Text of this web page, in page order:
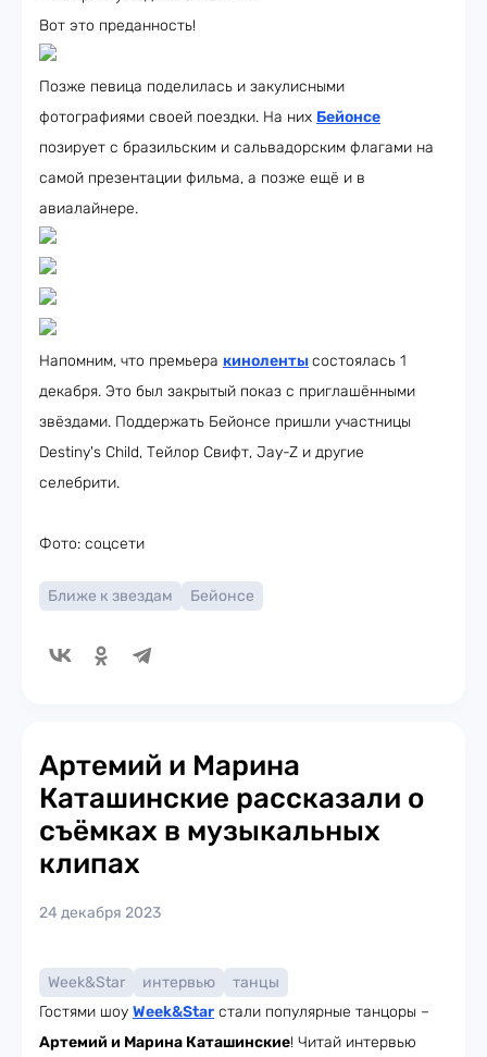
Вот это преданность!
Позже певица поделилась и закулисными
фотографиями своей поездки. На них Бейонсе
позирует с бразильским и сальвадорским флагами на
самой презентации фильма, а позже ещё и в
авиалайнере.
Напомним, что премьера кинолентысостоялась 1
декабря. Это был закрытый показ с приглашёнными
звёздами. Поддержать Бейонсе пришли участницы
Destiny's Child, Тейлор Свифт, Jay-Z и другие
селебрити.
Фото: соцсети
Ближе к звездам Бейонсе
Артемий и Марина
Каташинские рассказали о
съёмках в музыкальных
клипах
24 декабря 2023
Week&Star интервью
танцы
Гостями шоу Week&Star стали популярные танцоры –
Артемий и Марина Каташинские! Читай интервью